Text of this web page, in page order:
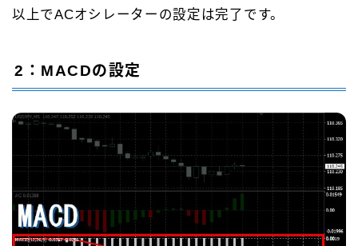
以上でACオシレーターの設定は完了です。
2：MACDの設定